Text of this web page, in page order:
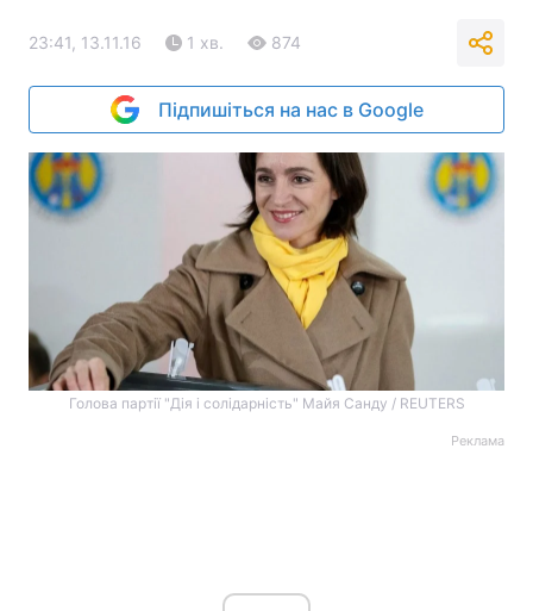
23:41, 13.11.16 1 хв. 874
Підпишіться на нас в Google
Голова партії "Дія і солідарність" Майя Санду / REUTERS
Реклама